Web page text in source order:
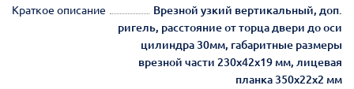
Краткое описание
Врезной узкий вертикальный, доп.
ригель, расстояние от торца двери до оси
цилиндра 30мм, габаритные размеры
врезной части 230х42х19 мм, лицевая
планка 350х22х2 мм